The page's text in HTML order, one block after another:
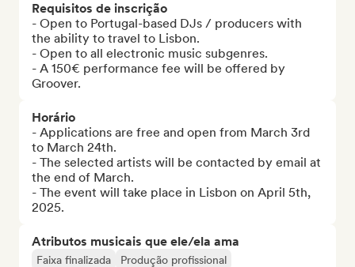
Requisitos de inscrição
- Open to Portugal-based DJs / producers with
the ability to travel to Lisbon.
- Open to all electronic music subgenres.
- A 150€ performance fee will be offered by
Groover.
Horário
- Applications are free and open from March 3rd
to March 24th.
- The selected artists will be contacted by email at
the end of March.
- The event will take place in Lisbon on April 5th,
2025.
Atributos musicais que ele/ela ama
Faixa finalizada Produção profissional